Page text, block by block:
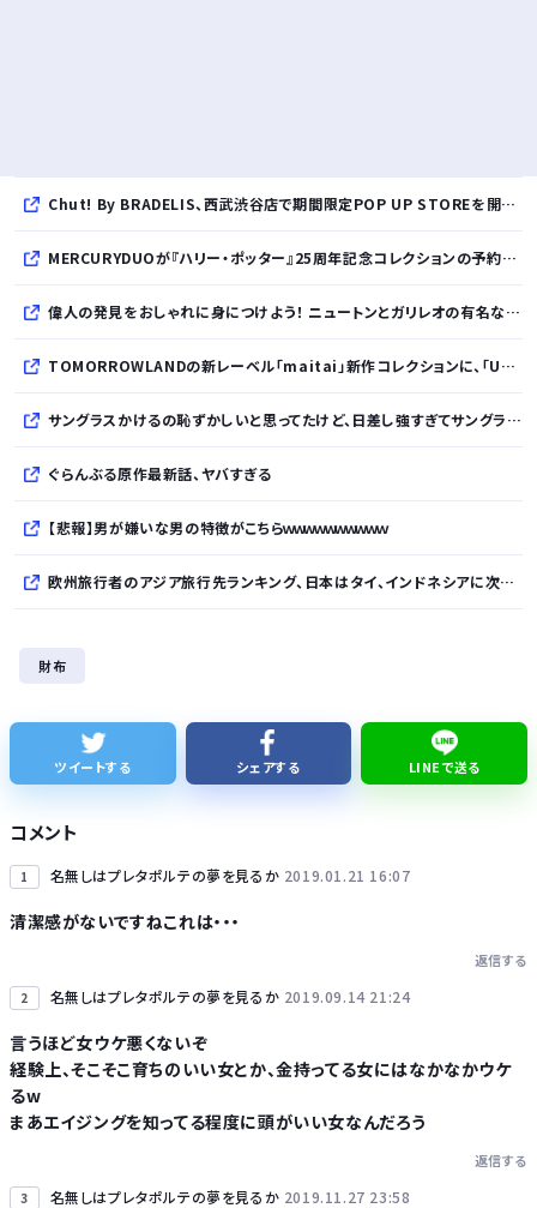
Chut! By BRADELIS、西武渋谷店で期間限定POP UP STOREを開催！全商品展開＆新作10%OFFの特別な6日間
MERCURYDUOが『ハリー・ポッター』25周年記念コレクションの予約を開始
偉人の発見をおしゃれに身につけよう！ ニュートンとガリレオの有名な発見をモチーフにした、クールタッチTシャツ＆トートバッグが発売されました【QurioStore】
TOMORROWLANDの新レーベル「maitai」新作コレクションに、「UNDYED」の素材が採用
サングラスかけるの恥ずかしいと思ってたけど、日差し強すぎてサングラスかけ始めたわ
ぐらんぶる原作最新話、ヤバすぎる
【悲報】男が嫌いな男の特徴がこちらｗｗｗｗｗｗｗｗｗｗ
欧州旅行者のアジア旅行先ランキング、日本はタイ、インドネシアに次いで3位ランクイン アゴダ調べ
「あずみ」とかいう漫画読んだんやけど、何で山で修行しただけの子供達があんなに強いんや
財布
ツイートする シェアする LINEで送る
コメント
1 名無しはプレタポルテの夢を見るか 2019.01.21 16:07
清潔感がないですねこれは・・・
返信する
2 名無しはプレタポルテの夢を見るか 2019.09.14 21:24
言うほど女ウケ悪くないぞ
経験上、そこそこ育ちのいい女とか、金持ってる女にはなかなかウケ
るw
まあエイジングを知ってる程度に頭がいい女なんだろう
返信する
3 名無しはプレタポルテの夢を見るか 2019.11.27 23:58